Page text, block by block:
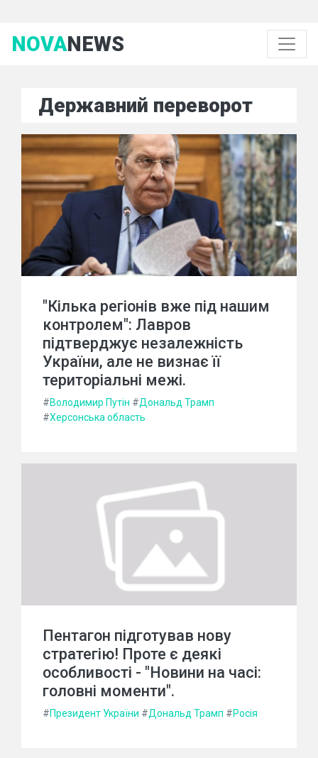
NOVANEWS
Державний переворот
"Кілька регіонів вже під нашим
контролем": Лавров
підтверджує незалежність
України, але не визнає її
територіальні межі.
#Володимир Путін #Дональд Трамп
#Херсонська область
Пентагон підготував нову
стратегію! Проте є деякі
особливості - "Новини на часі:
головні моменти".
#Президент України #Дональд Трамп #Росія